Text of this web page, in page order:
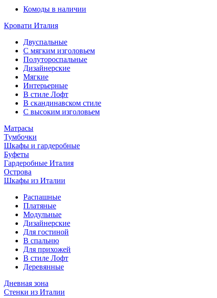
Комоды в наличии
Кровати Италия
Двуспальные
С мягким изголовьем
Полутороспальные
Дизайнерские
Мягкие
Интерьерные
В стиле Лофт
В скандинавском стиле
С высоким изголовьем
Матрасы
Тумбочки
Шкафы и гардеробные
Буфеты
Гардеробные Италия
Острова
Шкафы из Италии
Распашные
Платяные
Модульные
Дизайнерские
Для гостиной
В спальню
Для прихожей
В стиле Лофт
Деревянные
Дневная зона
Стенки из Италии